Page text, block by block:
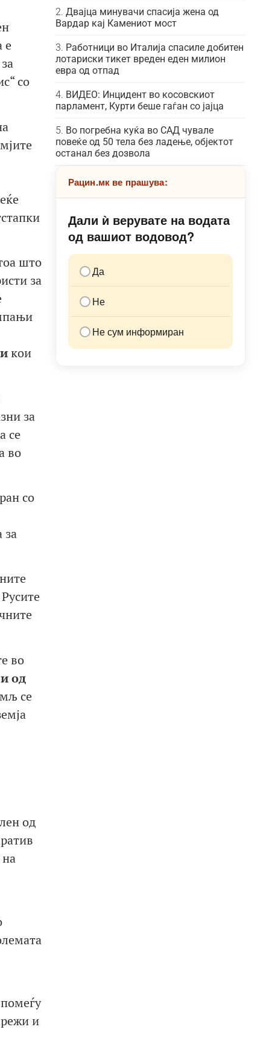
е
со
што
за
кои
за
се
во
со
за
во
од
се
од
и
Двајца минувачи спасија жена од
Вардар кај Камениот мост
Работници во Италија спасиле добитен
лотариски тикет вреден еден милион
евра од отпад
ВИДЕО: Инцидент во косовскиот
парламент, Курти беше гаѓан со јајца
Во погребна куќа во САД чувале
повеќе од 50 тела без ладење, објектот
останал без дозвола
Рацин.мк ве прашува:
Дали ѝ верувате на водата
од вашиот водовод?
Да
Не
Не сум информиран